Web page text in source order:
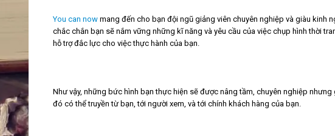
You can now mang đến cho bạn đội ngũ giảng viên chuyên nghiệp và giàu kinh
chắc chắn bạn sẽ nắm vững những kĩ năng và yêu cầu của việc chụp hình thời
hỗ trợ đắc lực cho việc thực hành của bạn.
Như vậy, những bức hình bạn thực hiện sẽ được nâng tầm, chuyên nghiệp
đó có thể truyền từ bạn, tới người xem, và tới chính khách hàng của bạn.